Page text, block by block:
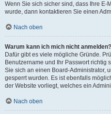
Wenn Sie sich sicher sind, dass Ihre E-
wurde, dann kontaktieren Sie einen
Nach oben
Warum kann ich mich nicht anmelden?
Dafür gibt es viele mögliche Gründe.
Benutzername und Ihr Passwort richtig
Sie sich an einen Board-Administrator,
gesperrt wurden. Es ist ebenfalls
der Website vorliegt, welches ein
Nach oben